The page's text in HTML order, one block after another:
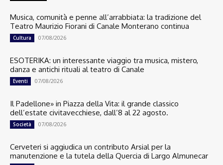
Musica, comunità e penne all’arrabbiata: la tradizione del
Teatro Maurizio Fiorani di Canale Monterano continua
Cultura 07/08/2026
ESOTERIKA: un interessante viaggio tra musica, mistero,
danza e antichi rituali al teatro di Canale
Eventi 07/08/2026
Il Padellone» in Piazza della Vita: il grande classico
dell’estate civitavecchiese, dall’8 al 22 agosto.
Società 07/08/2026
Cerveteri si aggiudica un contributo Arsial per la
manutenzione e la tutela della Quercia di Largo Almunecar